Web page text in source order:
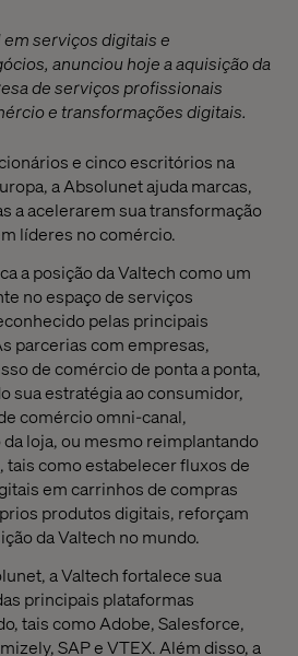
serviços digitais e
anunciou hoje a aquisição da
de serviços profissionais
e transformações digitais.
e cinco escritórios na
a Absolunet ajuda marcas,
a acelerarem sua transformação
líderes no comércio.
a posição da Valtech como um
no espaço de serviços
pelas principais
parcerias com empresas,
de comércio de ponta a ponta,
sua estratégia ao consumidor,
comércio omni-canal,
loja, ou mesmo reimplantando
tais como estabelecer fluxos de
em carrinhos de compras
produtos digitais, reforçam
da Valtech no mundo.
a Valtech fortalece sua
principais plataformas
tais como Adobe, Salesforce,
SAP e VTEX. Além disso, a